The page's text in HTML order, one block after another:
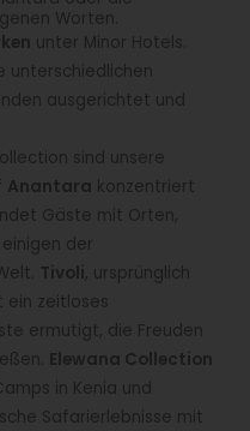
Worten.
unter Minor Hotels.
unterschiedlichen
ausgerichtet und
sind unsere
Anantara konzentriert
Gäste mit Orten,
der
Tivoli, ursprünglich
ein zeitloses
ermutigt, die Freuden
Elewana Collection
in Kenia und
Safarierlebnisse mit